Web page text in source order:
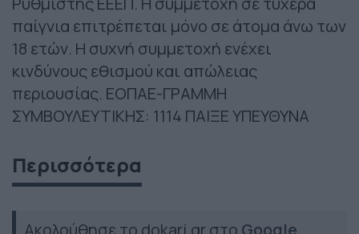
παίγνια επιτρέπεται μόνο σε άτομα άνω των
18 ετών. Η συχνή συμμετοχή ενέχει
κινδύνους εθισμού και απώλειας
περιουσίας. ΕΟΠΑΕ-ΓΡΑΜΜΗ
ΣΥΜΒΟΥΛΕΥΤΙΚΗΣ: 1114 ΠΑΙΞΕ ΥΠΕΥΘΥΝΑ
Περισσότερα